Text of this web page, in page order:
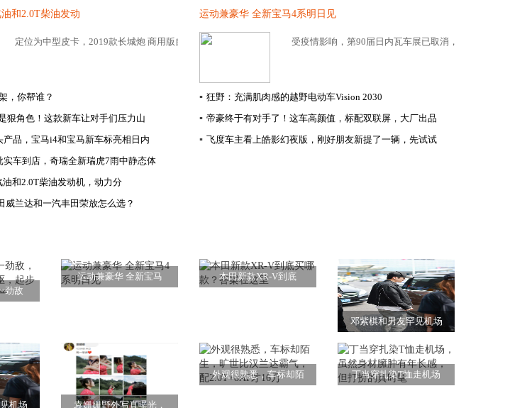
将是一汽直接运营的高端...
和2.0T柴油发动
定位为中型皮卡，2019款长城炮 商用版自动两驱精英型版搭载了2.0T汽油发动机...
，你帮谁？
狠角色！这款新车让对手们压力山
产品，宝马i4和宝马新车标亮相日内
实车到店，奇瑞全新瑞虎7雨中静态体
和2.0T柴油发动机，动力分
威兰达和一汽丰田荣放怎么选？
运动兼豪华 全新宝马4系明日见
受疫情影响，第90届日内瓦车展已取消，不过这样也阻挡
▪ 狂野：充满肌肉感的越野电动车Vision 2030
▪ 帝豪终于有对手了！这车高颜值，标配双联屏，大厂出品
▪ 飞度车主看上皓影幻夜版，刚好朋友新提了一辆，先试试
劲敌
运动兼豪华 全新宝马 本田新款XR-V到底
邓紫棋和男友罕见机场
机场 袁姗姗野外写真曝光，
外观很熟悉，车标却陌 丁当穿扎染T恤走机场